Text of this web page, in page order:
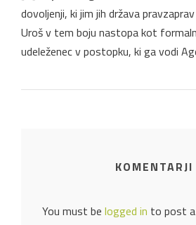
dovoljenji, ki jim jih država
Uroš v tem boju nastopa kot
udeleženec v postopku, ki ga vodi
KOMENTARJI
You must be logged in to post